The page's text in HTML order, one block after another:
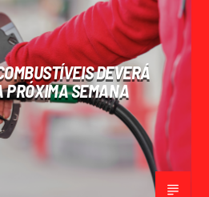
DEVERÁ
PRÓXIMA SEMANA